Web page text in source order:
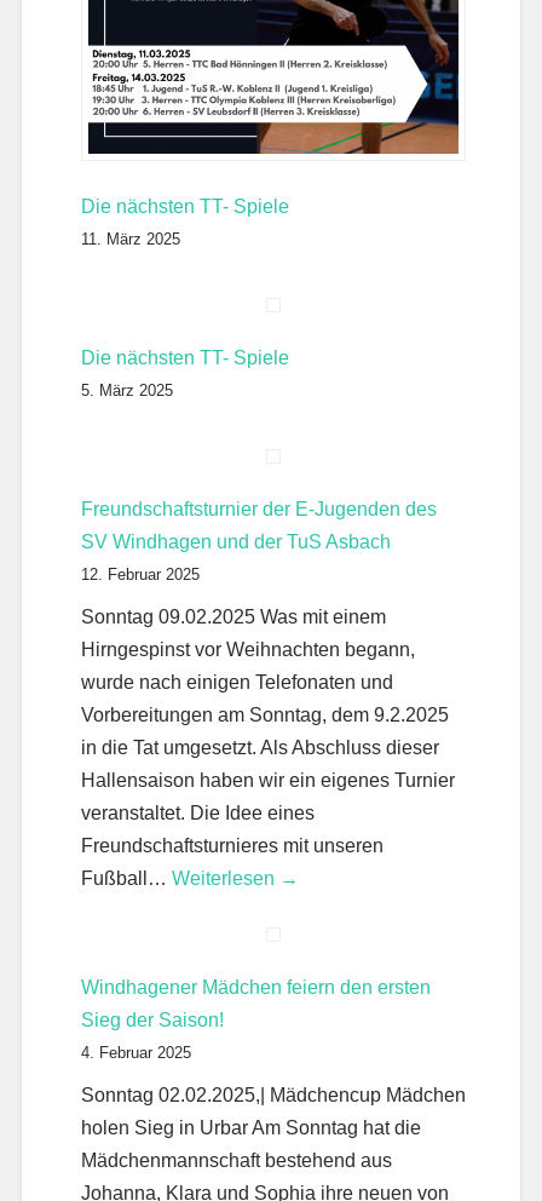
Die nächsten TT- Spiele
11. März 2025
Die nächsten TT- Spiele
5. März 2025
Freundschaftsturnier der E-Jugenden des
SV Windhagen und der TuS Asbach
12. Februar 2025
Sonntag 09.02.2025 Was mit einem
Hirngespinst vor Weihnachten begann,
wurde nach einigen Telefonaten und
Vorbereitungen am Sonntag, dem 9.2.2025
in die Tat umgesetzt. Als Abschluss dieser
Hallensaison haben wir ein eigenes Turnier
veranstaltet. Die Idee eines
Freundschaftsturnieres mit unseren
Fußball… Weiterlesen →
Windhagener Mädchen feiern den ersten
Sieg der Saison!
4. Februar 2025
Sonntag 02.02.2025,| Mädchencup Mädchen
holen Sieg in Urbar Am Sonntag hat die
Mädchenmannschaft bestehend aus
Johanna, Klara und Sophia ihre neuen von